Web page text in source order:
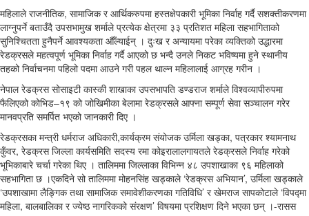
महिलाले राजनीतिक, सामाजिक र आर्थिकरुपमा हस्तक्षेपकारी भूमिका निर्वाह गर्दै सशक्तीकरणमा
लाग्नुपर्ने बताउँदै उपसभामुख शर्माले प्रत्येक क्षेत्रमा ३३ प्रतिशत महिला सहभागिताको
सुनिश्चितता हुनैपर्ने आवश्यकता औँल्याईन् । दुःख र अन्यायमा परेका व्यक्तिको उद्धारमा
रेडक्रसले महत्वपूर्ण भूमिका निर्वाह गर्दै आएको छ भन्दै उनले निकट भविष्यमा हुने स्थानीय
तहको निर्वाचनमा पहिलो पदमा आउने गरी पहल थाल्न महिलालाई आग्रह गरीन ।
नेपाल रेडक्रस सोसाइटी कास्की शाखाका उपसभापति डण्डराज शर्माले विश्वव्यापीरुपमा
फैलिएको कोभिड–१९ को जोखिमीका बेलामा रेडक्रसले आफ्ना सम्पूर्ण सेवा सञ्चालन गरेर
मानवप्रति समर्पित भएको जानकारी दिए ।
रेडक्रसका मन्त्री धर्मराज अधिकारी,कार्यक्रम संयोजक उर्मिला खड्का, पत्रकार श्यामनाथ
कुँवर, रेडक्रस जिल्ला कार्यसमिति सदस्य रमा कोइरालालगायतले रेडक्रसले निर्वाह गरेको
भूभिकाबारे चर्चा गरेका थिए । तालिममा जिल्लाका विभिन्न ४८ उपशाखाका ९६ महिलाको
सहभागिता छ ।एकदिने सो तालिममा मोहनसिंह खड्काले ‘रेडक्रस अभियान’, उर्मिला खड्काले
‘उपशाखामा लैङ्गिक तथा सामाजिक समावेशीकरणका गतिविधि’ र खेमराज सापकोटाले ‘विपद्मा
महिला, बालबालिका र ज्येष्ठ नागरिकको संरक्षण’ विषयमा प्रशिक्षण दिने भएका छन् ।-रासस